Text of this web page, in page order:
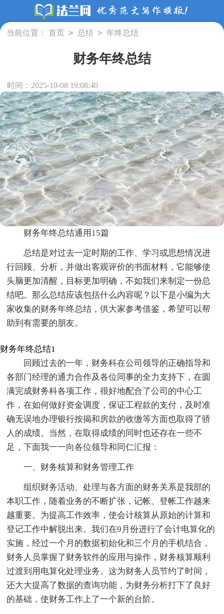
当前位置： 首页 > 总结 > 年终总结
财务年终总结
时间：2025-10-08 19:08:40
财务年终总结通用15篇
总结是对过去一定时期的工作、学习或思想情况进
行回顾、分析，并做出客观评价的书面材料，它能够使
头脑更加清醒，目标更加明确，不如我们来制定一份总
结吧。那么总结应该包括什么内容呢？以下是小编为大
家收集的财务年终总结，供大家参考借鉴，希望可以帮
助到有需要的朋友。
财务年终总结1
回顾过去的一年，财务科在公司领导的正确指导和
各部门经理的通力合作及各位同事的全力支持下，在圆
满完成财务科各项工作，很好地配合了公司的中心工
作，在如何做好资金调度，保证工程款的支付，及时准
确无误地办理银行按揭和房款的收缴等方面也取得了骄
人的成绩。当然，在取得成绩的同时也还存在一些不
足，下面我一一向各位领导和同仁汇报：
一、财务核算和财务管理工作
组织财务活动、处理与各方面的财务关系是我部的
本职工作，随着业务的不断扩张，记帐、登帐工作越来
越重要。为提高工作效率，使会计核算从原始的计算和
登记工作中解脱出来。我们在9月份进行了会计电算化的
实施，经过一个月的数据初始化和三个月的手机结合，
财务人员掌握了财务软件的应用与操作，财务核算顺利
过渡到用电算化处理业务。这为财务人员节约了时间，
还大大提高了数据的查询功能，为财务分析打下了良好
的基础，使财务工作上了一个新的台阶。